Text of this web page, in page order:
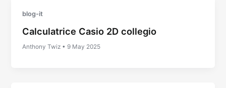
blog-it
Calculatrice Casio 2D collegio
Anthony Twiz •9 May 2025